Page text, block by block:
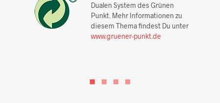
Dualen System des Grünen
Punkt. Mehr Informationen zu
diesem Thema findest Du unter
www.gruener-punkt.de